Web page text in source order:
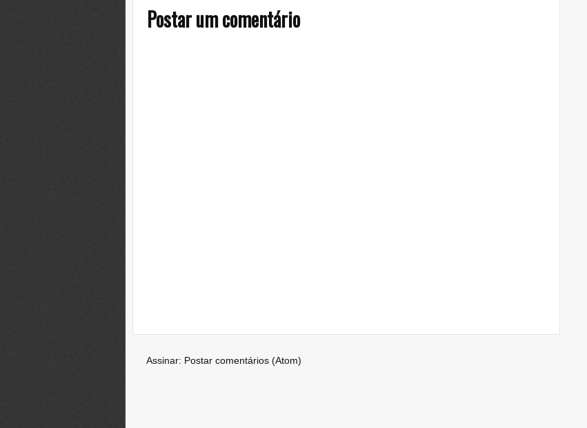
Postar um comentário
Assinar: Postar comentários (Atom)